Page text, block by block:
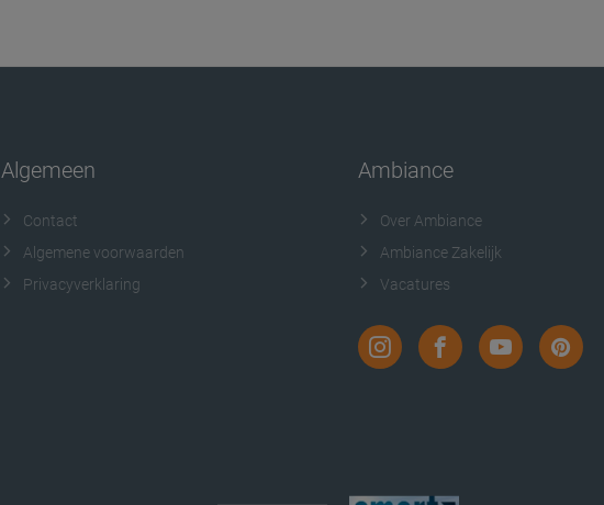
Algemeen
Contact
Algemene voorwaarden
Privacyverklaring
Ambiance
Over Ambiance
Ambiance Zakelijk
Vacatures